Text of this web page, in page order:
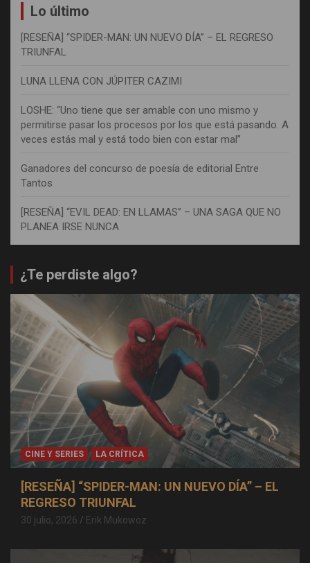
Lo último
[RESEÑA] “SPIDER-MAN: UN NUEVO DÍA” – EL REGRESO
TRIUNFAL
LUNA LLENA CON JÚPITER CAZIMI
LOSHE: “Uno tiene que ser amable con uno mismo y
permitirse pasar los procesos por los que está pasando. A
veces estás mal y está todo bien con estar mal”
Ganadores del concurso de poesía de editorial Entre
Tantos
[RESEÑA] “EVIL DEAD: EN LLAMAS” – UNA SAGA QUE NO
PLANEA IRSE NUNCA
¿Te perdiste algo?
CINE Y SERIES LA CRÍTICA
[RESEÑA] “SPIDER-MAN: UN NUEVO DÍA” – EL
REGRESO TRIUNFAL
30 julio, 2026 Erik Mukowoz